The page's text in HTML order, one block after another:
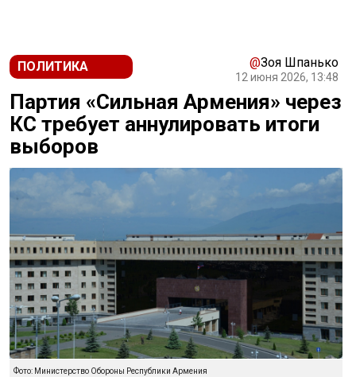
ПОЛИТИКА @Зоя Шпанько
12 июня 2026, 13:48
Партия «Сильная Армения» через
КС требует аннулировать итоги
выборов
Фото: Министерство Обороны Республики Армения